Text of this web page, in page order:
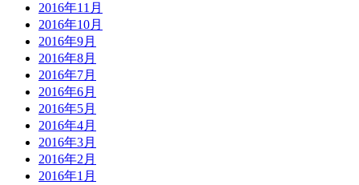
2016年11月
2016年10月
2016年9月
2016年8月
2016年7月
2016年6月
2016年5月
2016年4月
2016年3月
2016年2月
2016年1月